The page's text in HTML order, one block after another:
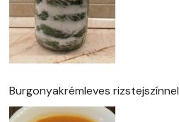
Burgonyakrémleves rizstejszínnel